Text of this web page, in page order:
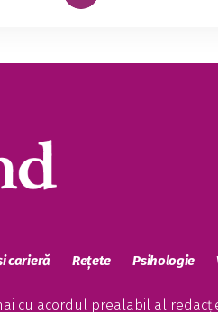
carieră Rețete Psihologie
cu acordul prealabil al